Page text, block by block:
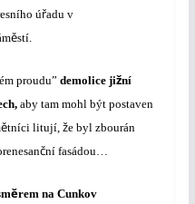
úřadu v
ěstí.
proudu” demolice jižní
aby tam mohl být postaven
ětníci litují, že byl zbourán
ční fasádou…
ěrem na Cunkov